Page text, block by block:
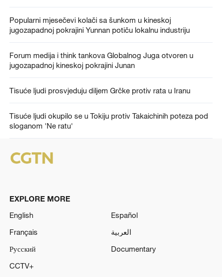
Popularni mjesečevi kolači sa šunkom u kineskoj
jugozapadnoj pokrajini Yunnan potiču lokalnu industriju
Forum medija i think tankova Globalnog Juga otvoren u
jugozapadnoj kineskoj pokrajini Junan
Tisuće ljudi prosvjeduju diljem Grčke protiv rata u Iranu
Tisuće ljudi okupilo se u Tokiju protiv Takaichinih poteza pod
sloganom 'Ne ratu'
EXPLORE MORE
English
Español
Français
العربية
Русский
Documentary
CCTV+